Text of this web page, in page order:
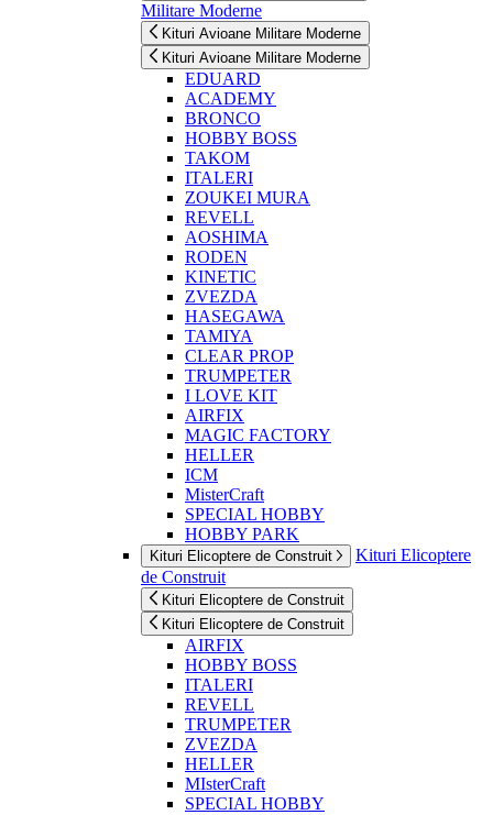
Militare Moderne
Kituri Avioane Militare Moderne
Kituri Avioane Militare Moderne
EDUARD
ACADEMY
BRONCO
HOBBY BOSS
TAKOM
ITALERI
ZOUKEI MURA
REVELL
AOSHIMA
RODEN
KINETIC
ZVEZDA
HASEGAWA
TAMIYA
CLEAR PROP
TRUMPETER
I LOVE KIT
AIRFIX
MAGIC FACTORY
HELLER
ICM
MisterCraft
SPECIAL HOBBY
HOBBY PARK
Kituri Elicoptere de Construit
Kituri Elicoptere
de Construit
Kituri Elicoptere de Construit
Kituri Elicoptere de Construit
AIRFIX
HOBBY BOSS
ITALERI
REVELL
TRUMPETER
ZVEZDA
HELLER
MIsterCraft
SPECIAL HOBBY